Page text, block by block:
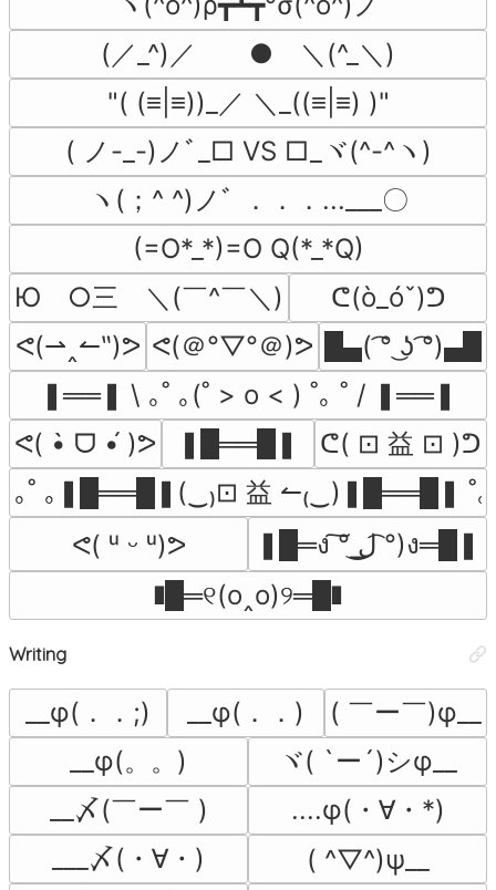
(／_^)／　　●　＼(^_＼)
"( (≡|≡))_／ ＼_((≡|≡) )"
( ノ-_-)ノﾞ_□ VS □_ヾ(^-^ヽ)
ヽ(；^ ^)ノﾞ ．．．...___〇
(=O*_*)=O Q(*_*Q)
Ю　○三　＼(￣^￣＼)
ᕦ(ò_óˇ)ᕤ
ᕙ(⇀‸↼‶)ᕗ ᕙ(＠°▽°＠)ᕗ
█▄( ͡° ͜ʖ ͡°)▄█
❚══❚ \ ｡˚ ｡(˚ > o < )‎ ˚｡ ˚ / ❚══❚
ᕙ( •̀ ᗜ •́ )ᕗ
❚█══█❚
ᕦ( ⊡ 益 ⊡ )ᕤ
｡˚ ｡❚█══█❚(‿₎⊡ 益 ↼₍‿)❚█══█❚ ˚｡
ᕙ( ᵘ ᵕ ᵘ)ᕗ
❚█═ง ͠° ͟ل͜ ͡°)ง═█❚
❚█═୧(o‸o)୨═█❚
Writing
__φ(．．;) __φ(．．)
( ￣ー￣)φ__
__φ(。。)
ヾ( `ー´)シφ__
__〆(￣ー￣ )
....φ(・∀・*)
___〆(・∀・)
( ^▽^)ψ__